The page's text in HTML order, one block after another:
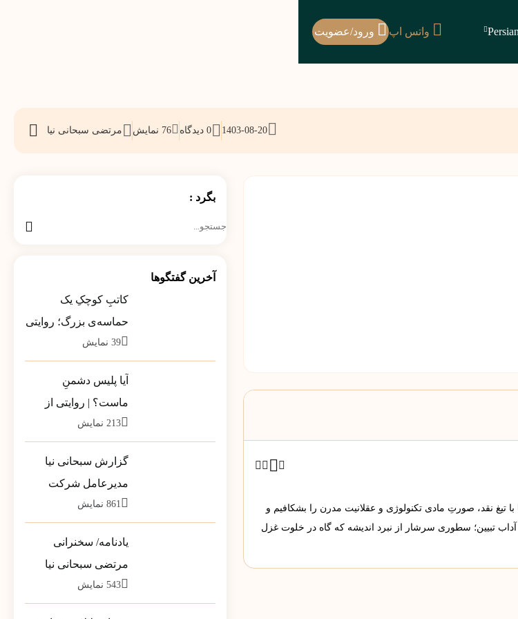
Persian واتس اپ ورود/عضویت
1403-08-20 0 دیدگاه 76 نمایش مرتضی سبحانی نیا
تیغ نقد، صورتِ مادی تکنولوژی و عقلانیت مدرن را بشکافیم و
تبیین؛ سطوری سرشار از نبرد اندیشه که گاه در خلوت غزل
بگرد :
آخرین گفتگوها
کاتبِ کوچکِ یک
حماسه‌ی بزرگ؛ روایتی
از بارِ سنگینِ کلمات در
39 نمایش
آیا پلیس دشمنِ
ماست؟ | روایتی از
تله‌ی خطرناکِ «ضلع
213 نمایش
گزارش سبحانی نیا
مدیرعامل شرکت
پشتیبانی مخازن پارس
861 نمایش
یادنامه/ سخنرانی
مرتضی سبحانی نیا
مشاور وزیر در جمع
543 نمایش